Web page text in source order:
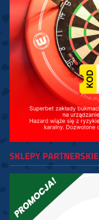
SKLEPY PARTNERSKIE